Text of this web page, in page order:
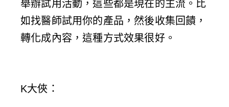
舉辦試用活動，這些都是現在的主流。比
如找醫師試用你的產品，然後收集回饋，
轉化成內容，這種方式效果很好。
K大俠 ：